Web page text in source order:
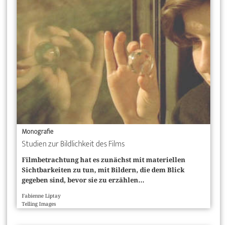
Monografie
Studien zur Bildlichkeit des Films
Filmbetrachtung hat es zunächst mit materiellen
Sichtbarkeiten zu tun, mit Bildern, die dem Blick
gegeben sind, bevor sie zu erzählen...
Fabienne Liptay
Telling Images